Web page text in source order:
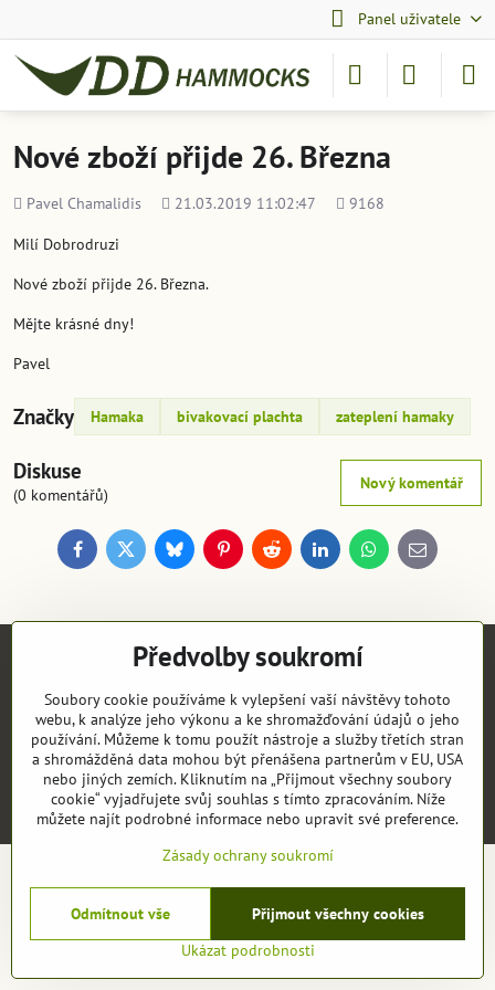
Panel uživatele
Nové zboží přijde 26. Března
Přidal
Pavel Chamalidis Přidáno
21.03.2019 11:02:47
Počet
9168
Milí Dobrodruzi
Nové zboží přijde 26. Března.
Mějte krásné dny!
Pavel
Značky Hamaka bivakovací plachta zateplení hamaky
Diskuse
(0 komentářů)
Nový komentář
FacebookTwitterBlueskyPinterestReddit LinkedInWhatsApp
E-
mail
Objednávky
©2026CopyrightPředvolby soukromíZásady ochrany soukromí
Vytvořeno systémem:ByznysWeb.cz
Předvolby soukromí
Soubory cookie používáme k vylepšení vaší návštěvy tohoto
webu, k analýze jeho výkonu a ke shromažďování údajů o jeho
používání. Můžeme k tomu použít nástroje a služby třetích stran
a shromážděná data mohou být přenášena partnerům v EU, USA
nebo jiných zemích. Kliknutím na „Přijmout všechny soubory
cookie“ vyjadřujete svůj souhlas s tímto zpracováním. Níže
můžete najít podrobné informace nebo upravit své preference.
Zásady ochrany soukromí
Ukázat podrobnosti
Přijmout všechny cookies
Odmítnout vše